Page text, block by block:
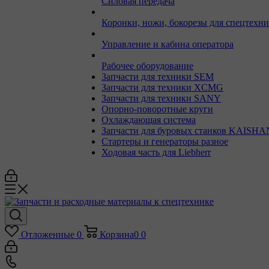
Коронки, ножи, бокорезы для
Управление и кабина оператора
Рабочее оборудование
Запчасти для техники SEM
Запчасти для техники XCMG
Запчасти для техники SANY
Опорно-поворотные круги
Охлаждающая система
Запчасти для буровых станков
Стартеры и генераторы разное
Ходовая часть для Liebherr
Отложенные 0 Корзина0 0